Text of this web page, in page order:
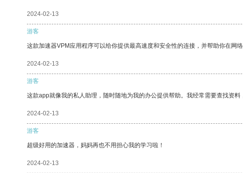
2024-02-13
游客
这款加速器VPM应用程序可以给你提供最高速度和安全性的连接，并帮助你在网络
2024-02-13
游客
这款app就像我的私人助理，随时随地为我的办公提供帮助。我经常需要查找资
2024-02-13
游客
超级好用的加速器，妈妈再也不用担心我的学习啦！
2024-02-13